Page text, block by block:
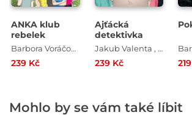
ANKA klub
rebelek
Barbora Voráčová
239 Kč
Ajťácká
detektivka
Jakub Valenta , Barbora Voráčová
239 Kč
Mohlo by se vám také líbit